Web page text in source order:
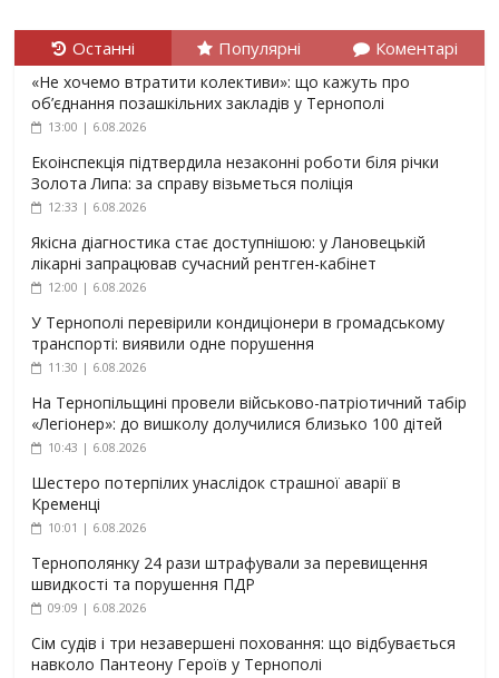
Останні Популярні Коментарі
«Не хочемо втратити колективи»: що кажуть про
об’єднання позашкільних закладів у Тернополі
13:00 | 6.08.2026
Екоінспекція підтвердила незаконні роботи біля річки
Золота Липа: за справу візьметься поліція
12:33 | 6.08.2026
Якісна діагностика стає доступнішою: у Лановецькій
лікарні запрацював сучасний рентген-кабінет
12:00 | 6.08.2026
У Тернополі перевірили кондиціонери в громадському
транспорті: виявили одне порушення
11:30 | 6.08.2026
На Тернопільщині провели військово-патріотичний табір
«Легіонер»: до вишколу долучилися близько 100 дітей
10:43 | 6.08.2026
Шестеро потерпілих унаслідок страшної аварії в
Кременці
10:01 | 6.08.2026
Тернополянку 24 рази штрафували за перевищення
швидкості та порушення ПДР
09:09 | 6.08.2026
Сім судів і три незавершені поховання: що відбувається
навколо Пантеону Героїв у Тернополі